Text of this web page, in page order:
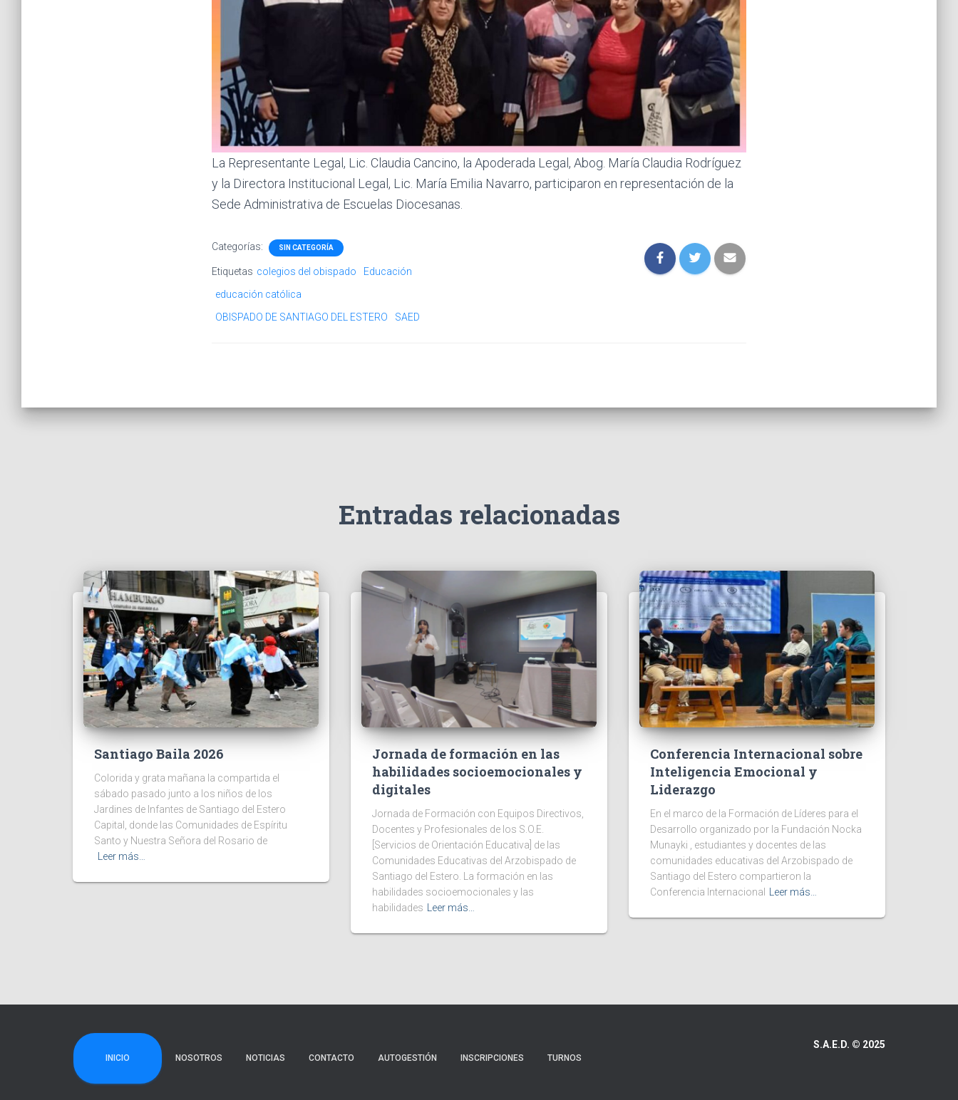
La Representante Legal, Lic. Claudia Cancino, la Apoderada Legal, Abog. María Claudia Rodríguez
y la Directora Institucional Legal, Lic. María Emilia Navarro, participaron en representación de la
Sede Administrativa de Escuelas Diocesanas.
Categorías: SIN CATEGORÍA
Etiquetas colegios del obispado
Educación
educación católica
OBISPADO DE SANTIAGO DEL ESTERO
SAED
Entradas relacionadas
Santiago Baila 2026
Colorida y grata mañana la compartida el
sábado pasado junto a los niños de los
Jardines de Infantes de Santiago del Estero
Capital, donde las Comunidades de Espíritu
Santo y Nuestra Señora del Rosario de
Leer más…
Jornada de formación en las
habilidades socioemocionales y
digitales
Jornada de Formación con Equipos Directivos,
Docentes y Profesionales de los S.O.E.
[Servicios de Orientación Educativa] de las
Comunidades Educativas del Arzobispado de
Santiago del Estero. La formación en las
habilidades socioemocionales y las
habilidades
Leer más…
Conferencia Internacional sobre
Inteligencia Emocional y
Liderazgo
En el marco de la Formación de Líderes para el
Desarrollo organizado por la Fundación Nocka
Munayki , estudiantes y docentes de las
comunidades educativas del Arzobispado de
Santiago del Estero compartieron la
Conferencia Internacional
Leer más…
INICIO NOSOTROS NOTICIAS CONTACTO AUTOGESTIÓN INSCRIPCIONES TURNOS
S.A.E.D. © 2025